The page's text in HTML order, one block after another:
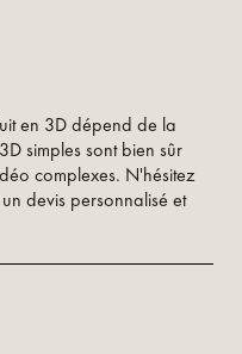
en 3D dépend de la
simples sont bien sûr
complexes. N'hésitez
devis personnalisé et